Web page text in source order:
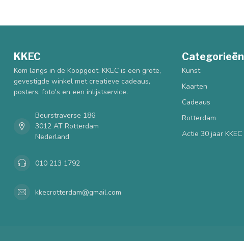
KKEC
Kom langs in de Koopgoot. KKEC is een grote,
gevestigde winkel met creatieve cadeaus,
posters, foto's en een inlijstservice.
Beurstraverse 186
3012 AT Rotterdam
Nederland
010 213 1792
kkecrotterdam@gmail.com
Categorieën
Kunst
Kaarten
Cadeaus
Rotterdam
Actie 30 jaar KKEC